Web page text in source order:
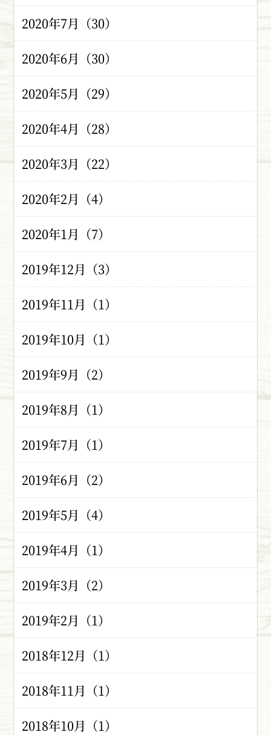
2020年7月（30）
2020年6月（30）
2020年5月（29）
2020年4月（28）
2020年3月（22）
2020年2月（4）
2020年1月（7）
2019年12月（3）
2019年11月（1）
2019年10月（1）
2019年9月（2）
2019年8月（1）
2019年7月（1）
2019年6月（2）
2019年5月（4）
2019年4月（1）
2019年3月（2）
2019年2月（1）
2018年12月（1）
2018年11月（1）
2018年10月（1）